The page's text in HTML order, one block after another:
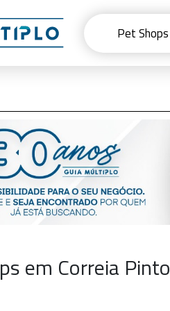
em Correia Pinto